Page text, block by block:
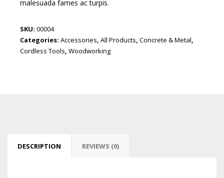
malesuada fames ac turpis.
SKU: 00004
Categories: Accessories, All Products, Concrete & Metal,
Cordless Tools, Woodworking
DESCRIPTION REVIEWS (0)